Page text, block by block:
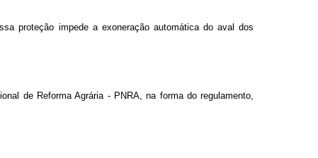
proteção impede a exoneração automática do aval dos
de Reforma Agrária - PNRA, na forma do regulamento,